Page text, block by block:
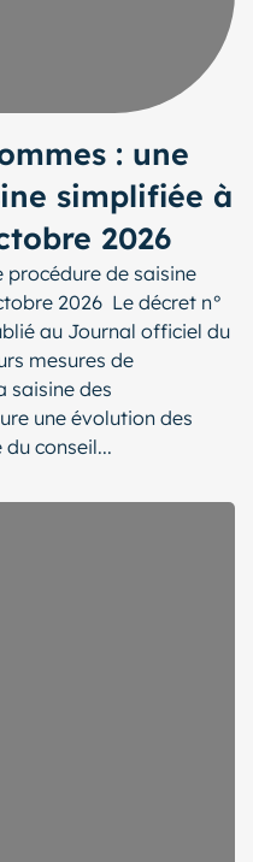
: une
simplifiée à
2026
procédure de saisine
2026 Le décret n°
au Journal officiel du
mesures de
saisine des
une évolution des
conseil...